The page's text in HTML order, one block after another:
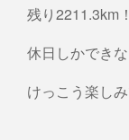
残り2211.3km！
休日しかできな
けっこう楽しみ